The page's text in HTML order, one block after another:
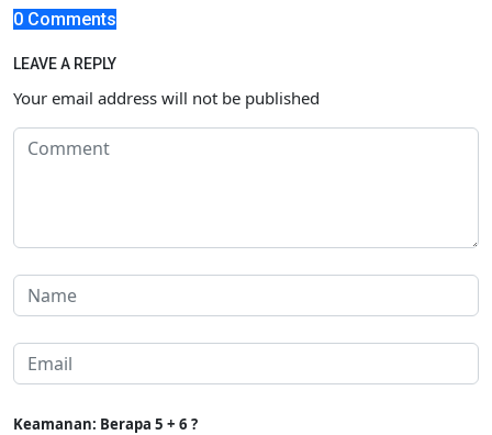
0 Comments
LEAVE A REPLY
Your email address will not be published
Keamanan: Berapa 5 + 6 ?